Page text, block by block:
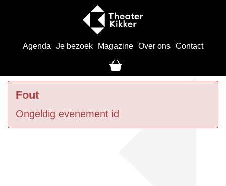
Agenda Je bezoek Magazine Over ons Contact
Fout
Ongeldig evenement id